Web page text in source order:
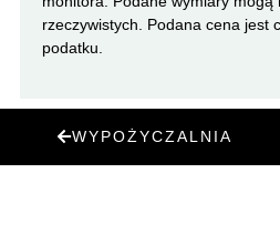
rzeczywistych. Podana cena jest
podatku.
WYPOŻYCZALNIA